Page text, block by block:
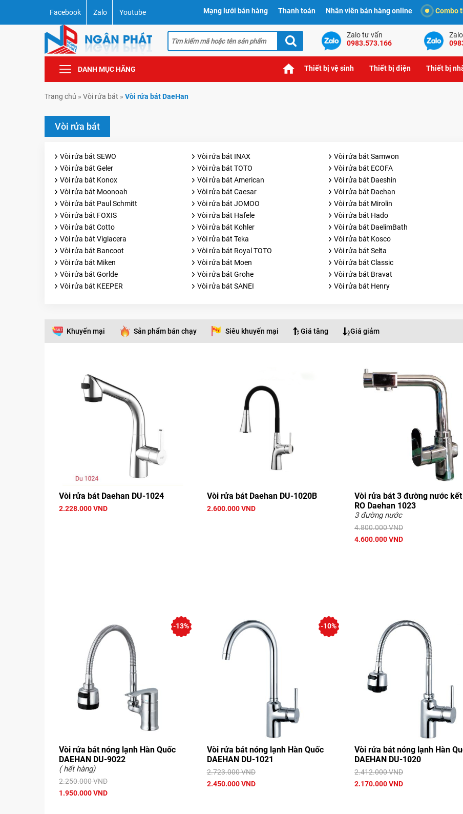
Facebook Zalo Youtube Mạng lưới bán hàng Thanh toán Nhân viên bán hàng online Combo
Zalo tư vấn
0983.573.166
DANH MỤC HÃNG Thiết bị vệ sinh Thiết bị điện Thiết bị
Trang chủ » Vòi rửa bát » Vòi rửa bát DaeHan
Vòi rửa bát
Vòi rửa bát SEWO Vòi rửa bát INAX Vòi rửa bát Samwon
Vòi rửa bát Geler
Vòi rửa bát TOTO Vòi rửa bát ECOFA
Vòi rửa bát Konox
Vòi rửa bát American Vòi rửa bát Daeshin
Vòi rửa bát Moonoah
Vòi rửa bát Caesar Vòi rửa bát Daehan
Vòi rửa bát Paul Schmitt
Vòi rửa bát JOMOO Vòi rửa bát Mirolin
Vòi rửa bát FOXIS
Vòi rửa bát Hafele Vòi rửa bát Hado
Vòi rửa bát Cotto
Vòi rửa bát Kohler Vòi rửa bát DaelimBath
Vòi rửa bát Viglacera
Vòi rửa bát Teka Vòi rửa bát Kosco
Vòi rửa bát Bancoot
Vòi rửa bát Royal TOTO Vòi rửa bát Selta
Vòi rửa bát Miken
Vòi rửa bát Moen Vòi rửa bát Classic
Vòi rửa bát Gorlde
Vòi rửa bát Grohe Vòi rửa bát Bravat
Vòi rửa bát KEEPER
Vòi rửa bát SANEI Vòi rửa bát Henry
Khuyến mại Sản phẩm bán chạy Siêu khuyến mại Giá tăng Giá giảm
Vòi rửa bát Daehan DU-1024
2.228.000 VND
Vòi rửa bát Daehan DU-1020B
2.600.000 VND
Vòi rửa bát 3 đường nước
RO Daehan 1023
3 đường nước
4.800.000 VND
4.600.000 VND
Vòi rửa bát nóng lạnh Hàn Quốc
DAEHAN DU-9022
( hết hàng)
2.250.000 VND
1.950.000 VND
-13%
Vòi rửa bát nóng lạnh Hàn Quốc
DAEHAN DU-1021
2.723.000 VND
2.450.000 VND
-10%
Vòi rửa bát nóng lạnh Hàn
DAEHAN DU-1020
2.412.000 VND
2.170.000 VND